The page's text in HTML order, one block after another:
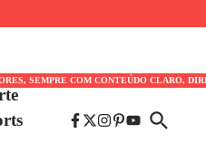
SEMPRE COM CONTEÚDO CLARO,